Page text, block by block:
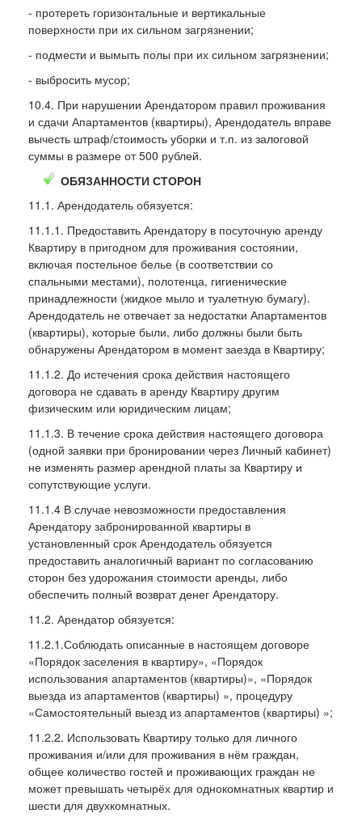
- протереть горизонтальные и вертикальные
поверхности при их сильном загрязнении;
- подмести и вымыть полы при их сильном загрязнении;
- выбросить мусор;
10.4. При нарушении Арендатором правил проживания
и сдачи Апартаментов (квартиры), Арендодатель вправе
вычесть штраф/стоимость уборки и т.п. из залоговой
суммы в размере от 500 рублей.
ОБЯЗАННОСТИ СТОРОН
11.1. Арендодатель обязуется:
11.1.1. Предоставить Арендатору в посуточную аренду
Квартиру в пригодном для проживания состоянии,
включая постельное белье (в соответствии со
спальными местами), полотенца, гигиенические
принадлежности (жидкое мыло и туалетную бумагу).
Арендодатель не отвечает за недостатки Апартаментов
(квартиры), которые были, либо должны были быть
обнаружены Арендатором в момент заезда в Квартиру;
11.1.2. До истечения срока действия настоящего
договора не сдавать в аренду Квартиру другим
физическим или юридическим лицам;
11.1.3. В течение срока действия настоящего договора
(одной заявки при бронировании через Личный кабинет)
не изменять размер арендной платы за Квартиру и
сопутствующие услуги.
11.1.4 В случае невозможности предоставления
Арендатору забронированной квартиры в
установленный срок Арендодатель обязуется
предоставить аналогичный вариант по согласованию
сторон без удорожания стоимости аренды, либо
обеспечить полный возврат денег Арендатору.
11.2. Арендатор обязуется:
11.2.1.Соблюдать описанные в настоящем договоре
«Порядок заселения в квартиру», «Порядок
использования апартаментов (квартиры)», «Порядок
выезда из апартаментов (квартиры) », процедуру
«Самостоятельный выезд из апартаментов (квартиры) »;
11.2.2. Использовать Квартиру только для личного
проживания и/или для проживания в нём граждан,
общее количество гостей и проживающих граждан не
может превышать четырёх для однокомнатных квартир и
шести для двухкомнатных.